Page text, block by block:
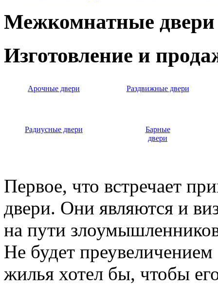
Межкомнатные двери
Изготовление и
Арочные двери Раздвижные двери
Радиусные двери
Барные
двери
Первое, что встречает
двери. Они являются и
на пути
Не будет
жилья хотел бы, чтобы